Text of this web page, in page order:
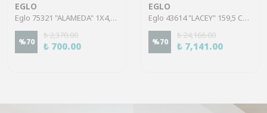
EGLO
Eglo 75321 "ALAMEDA" 1X4,5W Çelik Nikel Mat Sıva Üstü Spot
%70
₺ 2,370.00
₺ 700.00
EGLO
Eglo 43614 "LACEY" 159,5 Cm Yüksekliğinde Çelik, Ahşap Köşe Lambası Lambader
%70
₺ 24,166.00
₺ 7,141.00